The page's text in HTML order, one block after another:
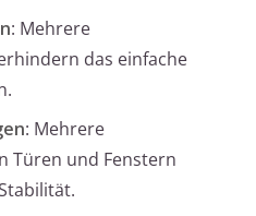
: Mehrere
das einfache
: Mehrere
Türen und Fenstern